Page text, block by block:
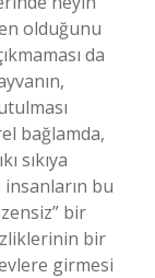
olduğunu
da
bağlamda,
sıkıya
bu
bir
bir
girmesi